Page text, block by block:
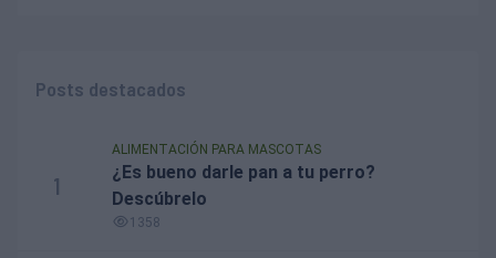
Posts destacados
1
ALIMENTACIÓN PARA MASCOTAS
¿Es bueno darle pan a tu perro?
Descúbrelo
1358